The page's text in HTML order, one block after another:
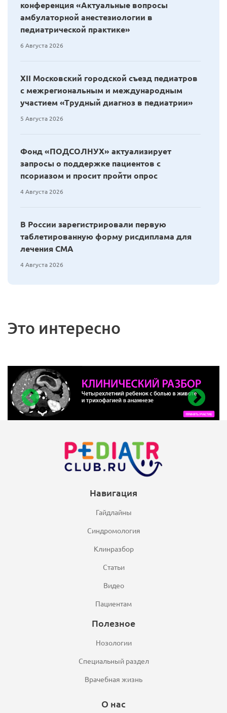
конференция «Актуальные вопросы
амбулаторной анестезиологии в
педиатрической практике»
6 Августа 2026
XII Московский городской съезд педиатров
с межрегиональным и международным
участием «Трудный диагноз в педиатрии»
5 Августа 2026
Фонд «ПОДСОЛНУХ» актуализирует
запросы о поддержке пациентов с
псориазом и просит пройти опрос
4 Августа 2026
В России зарегистрировали первую
таблетированную форму рисдиплама для
лечения СМА
4 Августа 2026
Это интересно
Навигация
Гайдлайны
Синдромология
Клинразбор
Статьи
Видео
Пациентам
Полезное
Нозологии
Специальный раздел
Врачебная жизнь
О нас